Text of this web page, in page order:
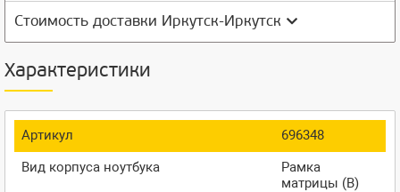
Стоимость доставки Иркутск-Иркутск
Характеристики
Артикул
696348
Вид корпуса ноутбука
Рамка
матрицы (B)